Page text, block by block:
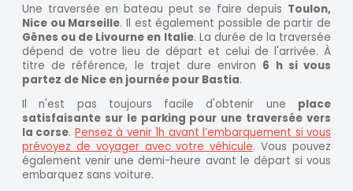
Une traversée en bateau peut se faire depuis Toulon,
Nice ou Marseille. Il est également possible de partir de
Gênes ou de Livourne en Italie. La durée de la traversée
dépend de votre lieu de départ et celui de l'arrivée. À
titre de référence, le trajet dure environ 6 h si vous
partez de Nice en journée pour Bastia.
Il n'est pas toujours facile d'obtenir une place
satisfaisante sur le parking pour une traversée vers
la corse. Pensez à venir 1h avant l’embarquement si vous
prévoyez de voyager avec votre véhicule. Vous pouvez
également venir une demi-heure avant le départ si vous
embarquez sans voiture.